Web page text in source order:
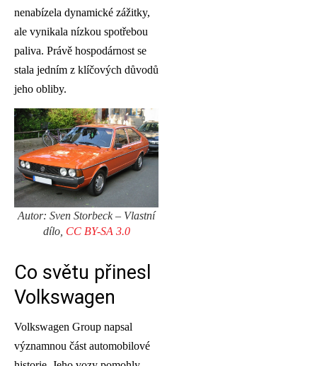
nenabízela dynamické zážitky,
ale vynikala nízkou spotřebou
paliva. Právě hospodárnost se
stala jedním z klíčových důvodů
jeho obliby.
Autor: Sven Storbeck – Vlastní
dílo, CC BY-SA 3.0
Co světu přinesl
Volkswagen
Volkswagen Group napsal
významnou část automobilové